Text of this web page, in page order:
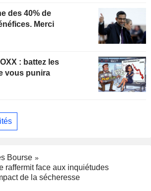
des 40% de
Merci
: battez les
vous punira
Bourse
raffermit face aux inquiétudes
de la sécheresse